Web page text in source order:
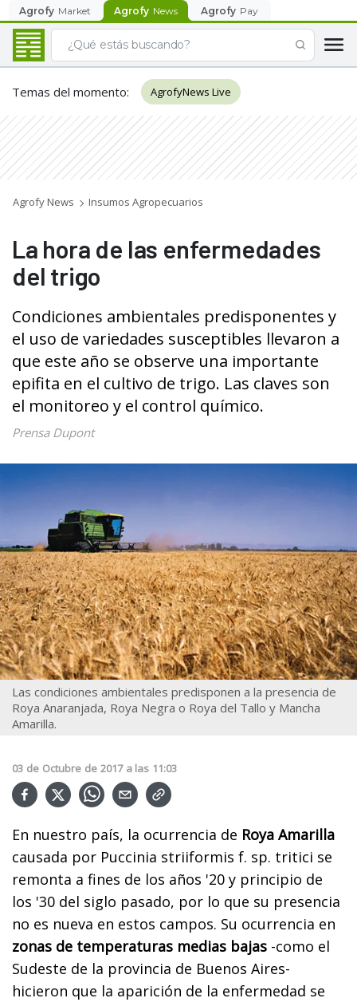
Agrofy Market Agrofy News Agrofy Pay
Temas del momento: AgrofyNews Live
Agrofy News Insumos Agropecuarios
La hora de las enfermedades
del trigo
Condiciones ambientales predisponentes y
el uso de variedades susceptibles llevaron a
que este año se observe una importante
epifita en el cultivo de trigo. Las claves son
el monitoreo y el control químico.
Prensa Dupont
Las condiciones ambientales predisponen a la presencia de
Roya Anaranjada, Roya Negra o Roya del Tallo y Mancha
Amarilla.
03 de Octubre de 2017 a las 11:03
En nuestro país, la ocurrencia de Roya Amarilla
causada por Puccinia striiformis f. sp. tritici se
remonta a fines de los años '20 y principio de
los '30 del siglo pasado, por lo que su presencia
no es nueva en estos campos. Su ocurrencia en
zonas de temperaturas medias bajas -como el
Sudeste de la provincia de Buenos Aires-
hicieron que la aparición de la enfermedad se